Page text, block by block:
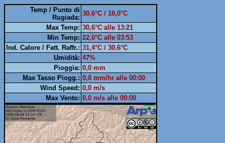
Temp / Punto di
Rugiada:
30,6°C / 18,0°C
Max Temp: 30,6°C alle 13:21
Min Temp: 22,0°C alle 03:53
Ind. Calore / Fatt. Raffr.: 31,4°C / 30,6°C
Umidità: 47%
Pioggia: 0,0 mm
Max Tasso Piogg.: 0,0 mm/hr alle 00:00
Wind Speed: 0,0 m/s
Max Vento: 0,0 m/s alle 00:00